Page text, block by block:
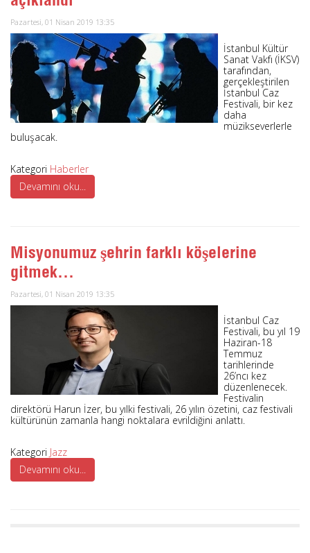
Pazartesi, 01 Nisan 2019 13:35
İstanbul Kültür
Sanat Vakfı (İKSV)
tarafından,
gerçekleştirilen
İstanbul Caz
Festivali, bir kez
daha
müzikseverlerle
buluşacak.
Kategori Haberler
Devamını oku...
Misyonumuz şehrin farklı köşelerine
gitmek...
Pazartesi, 01 Nisan 2019 13:35
İstanbul Caz
Festivali, bu yıl 19
Haziran-18
Temmuz
tarihlerinde
26’ncı kez
düzenlenecek.
Festivalin
direktörü Harun İzer, bu yılki festivali, 26 yılın özetini, caz festivali
kültürünün zamanla hangi noktalara evrildiğini anlattı.
Kategori Jazz
Devamını oku...